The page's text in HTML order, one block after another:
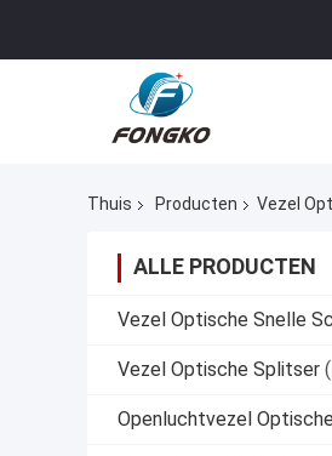
Thuis Producten Vezel
ALLE PRODUCTEN
Vezel Optische Snelle
Vezel Optische Splitser
Openluchtvezel